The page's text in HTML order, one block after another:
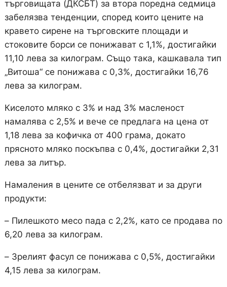
търговищата (ДКСБТ) за втора поредна седмица
забелязва тенденции, според които цените на
кравето сирене на търговските площади и
стоковите борси се понижават с 1,1%, достигайки
11,10 лева за килограм. Също така, кашкавала тип
„Витоша“ се понижава с 0,3%, достигайки 16,76
лева за килограм.
Киселото мляко с 3% и над 3% масленост
намалява с 2,5% и вече се предлага на цена от
1,18 лева за кофичка от 400 грама, докато
прясното мляко поскъпва с 0,4%, достигайки 2,31
лева за литър.
Намаления в цените се отбелязват и за други
продукти:
– Пилешкото месо пада с 2,2%, като се продава по
6,20 лева за килограм.
– Зрелият фасул се понижава с 0,5%, достигайки
4,15 лева за килограм.